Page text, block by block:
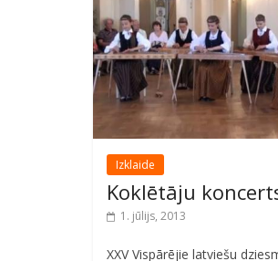
Izklaide
Koklētāju
1. jūlijs, 2013
XXV Vispārējie latviešu